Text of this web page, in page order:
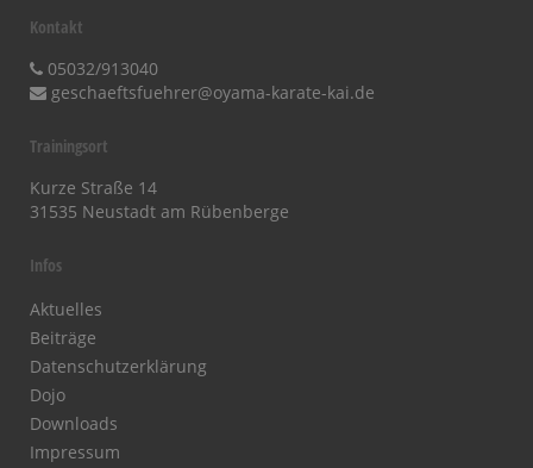
Kontakt
05032/913040
geschaeftsfuehrer@oyama-karate-kai.de
Trainingsort
Kurze Straße 14
31535 Neustadt am Rübenberge
Infos
Aktuelles
Beiträge
Datenschutzerklärung
Dojo
Downloads
Impressum